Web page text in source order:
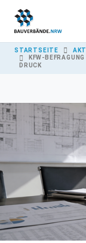
YOU ARE HERE:
STARTSEITE
KFW-
DRUCK